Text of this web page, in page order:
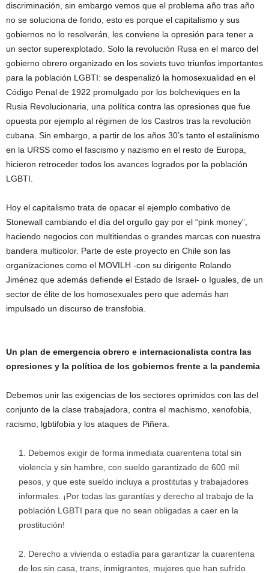
discriminación, sin embargo vemos que el problema año tras año
no se soluciona de fondo, esto es porque el capitalismo y sus
gobiernos no lo resolverán, les conviene la opresión para tener a
un sector superexplotado. Solo la revolución Rusa en el marco del
gobierno obrero organizado en los soviets tuvo triunfos importantes
para la población LGBTI: se despenalizó la homosexualidad en el
Código Penal de 1922 promulgado por los bolcheviques en la
Rusia Revolucionaria, una política contra las opresiones que fue
opuesta por ejemplo al régimen de los Castros tras la revolución
cubana. Sin embargo, a partir de los años 30’s tanto el estalinismo
en la URSS como el fascismo y nazismo en el resto de Europa,
hicieron retroceder todos los avances logrados por la población
LGBTI.
Hoy el capitalismo trata de opacar el ejemplo combativo de
Stonewall cambiando el día del orgullo gay por el “pink money”,
haciendo negocios con multitiendas o grandes marcas con nuestra
bandera multicolor. Parte de este proyecto en Chile son las
organizaciones como el MOVILH -con su dirigente Rolando
Jiménez que además defiende el Estado de Israel- o Iguales, de un
sector de élite de los homosexuales pero que además han
impulsado un discurso de transfobia.
Un plan de emergencia obrero e internacionalista contra las
opresiones y la política de los gobiernos frente a la pandemia
Debemos unir las exigencias de los sectores oprimidos con las del
conjunto de la clase trabajadora, contra el machismo, xenofobia,
racismo, lgbtifobia y los ataques de Piñera.
Debemos exigir de forma inmediata cuarentena total sin
violencia y sin hambre, con sueldo garantizado de 600 mil
pesos, y que este sueldo incluya a prostitutas y trabajadores
informales. ¡Por todas las garantías y derecho al trabajo de la
población LGBTI para que no sean obligadas a caer en la
prostitución!
Derecho a vivienda o estadía para garantizar la cuarentena
de los sin casa, trans, inmigrantes, mujeres que han sufrido